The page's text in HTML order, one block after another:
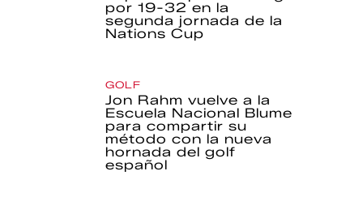
por 19-32 en la
segunda jornada de la
Nations Cup
GOLF
Jon Rahm vuelve a la
Escuela Nacional Blume
para compartir su
método con la nueva
hornada del golf
español